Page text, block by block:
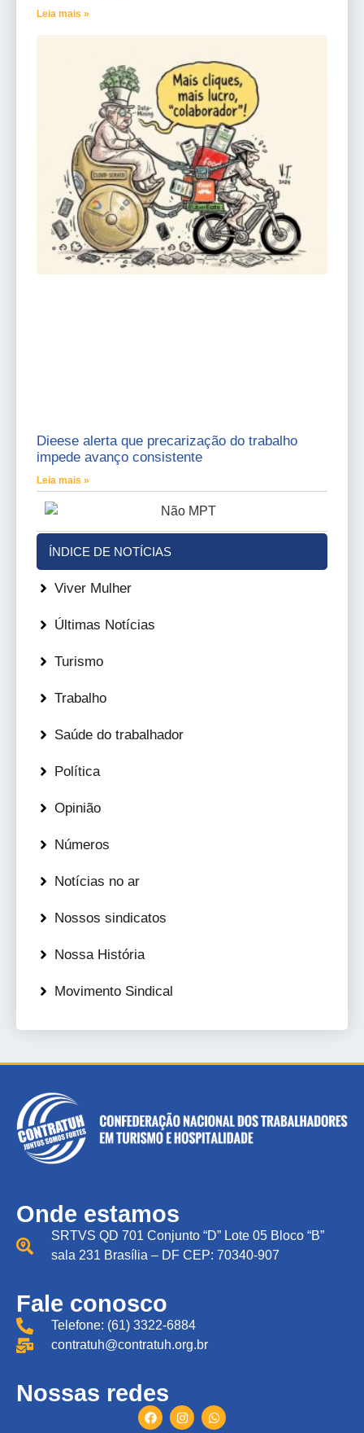
Leia mais »
Dieese alerta que precarização do trabalho
impede avanço consistente
Leia mais »
ÍNDICE DE NOTÍCIAS
Viver Mulher
Últimas Notícias
Turismo
Trabalho
Saúde do trabalhador
Política
Opinião
Números
Notícias no ar
Nossos sindicatos
Nossa História
Movimento Sindical
Onde estamos
SRTVS QD 701 Conjunto “D” Lote 05 Bloco “B”
sala 231 Brasília – DF CEP: 70340-907
Fale conosco
Telefone: (61) 3322-6884
contratuh@contratuh.org.br
Nossas redes